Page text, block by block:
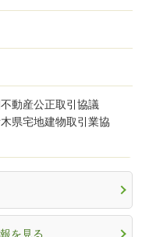
動産公正取引協議
県宅地建物取引業協
を見る